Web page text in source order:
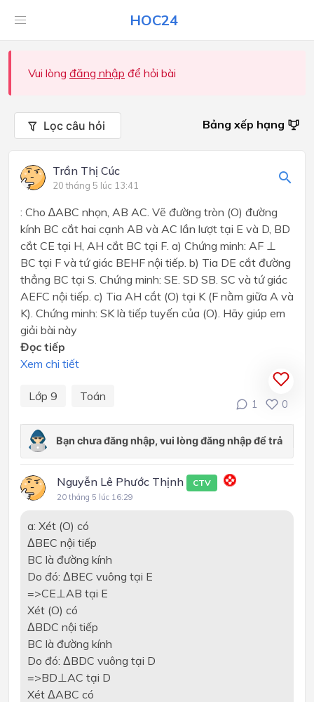
HOC24
Vui lòng đăng nhập để hỏi bài
Lọc câu hỏi Bảng xếp hạng
Trần Thị Cúc
20 tháng 5 lúc 13:41
: Cho ∆ABC nhọn, AB AC. Vẽ đường tròn (O) đường
kính BC cắt hai cạnh AB và AC lần lượt tại E và D, BD
cắt CE tại H, AH cắt BC tại F. a) Chứng minh: AF ⊥
BC tại F và tứ giác BEHF nội tiếp. b) Tia DE cắt đường
thẳng BC tại S. Chứng minh: SE. SD SB. SC và tứ giác
AEFC nội tiếp. c) Tia AH cắt (O) tại K (F nằm giữa A và
K). Chứng minh: SK là tiếp tuyến của (O). Hãy giúp em
giải bài này
Đọc tiếp
Xem chi tiết
Lớp 9 Toán
1 0
Nguyễn Lê Phước Thịnh CTV
20 tháng 5 lúc 16:29
a: Xét (O) có
ΔBEC nội tiếp
BC là đường kính
Do đó: ΔBEC vuông tại E
=>CE⊥AB tại E
Xét (O) có
ΔBDC nội tiếp
BC là đường kính
Do đó: ΔBDC vuông tại D
=>BD⊥AC tại D
Xét ΔABC có